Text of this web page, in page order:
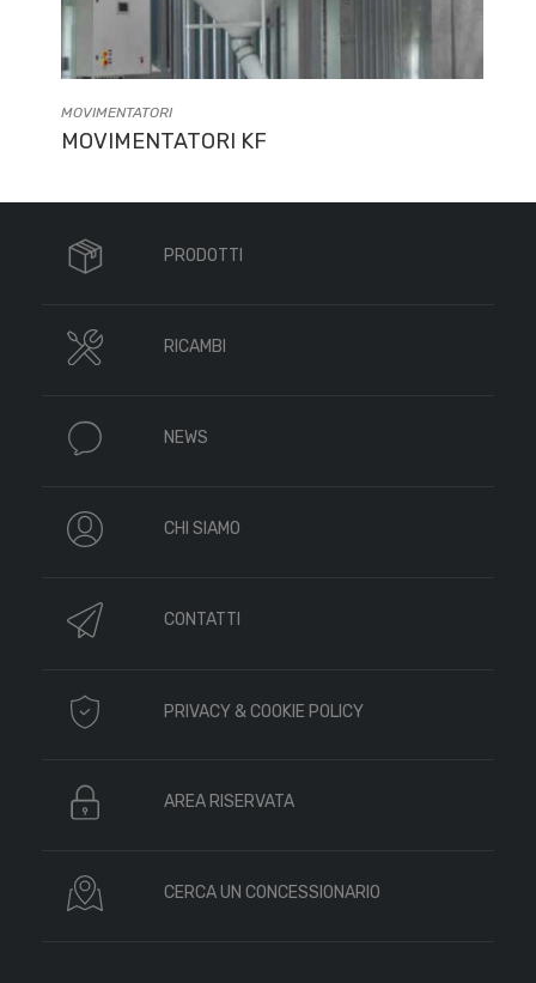
MOVIMENTATORI
MOVIMENTATORI KF
PRODOTTI
RICAMBI
NEWS
CHI SIAMO
CONTATTI
PRIVACY & COOKIE POLICY
AREA RISERVATA
CERCA UN CONCESSIONARIO